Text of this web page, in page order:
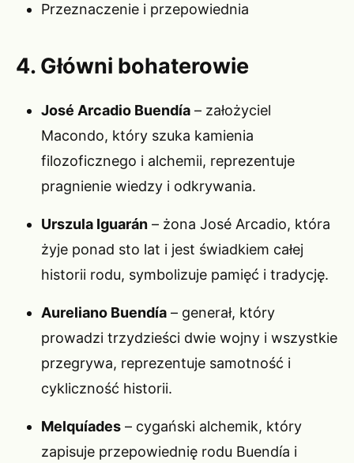
Przeznaczenie i przepowiednia
4. Główni bohaterowie
José Arcadio Buendía – założyciel
Macondo, który szuka kamienia
filozoficznego i alchemii, reprezentuje
pragnienie wiedzy i odkrywania.
Urszula Iguarán – żona José Arcadio, która
żyje ponad sto lat i jest świadkiem całej
historii rodu, symbolizuje pamięć i tradycję.
Aureliano Buendía – generał, który
prowadzi trzydzieści dwie wojny i wszystkie
przegrywa, reprezentuje samotność i
cykliczność historii.
Melquíades – cygański alchemik, który
zapisuje przepowiednię rodu Buendía i